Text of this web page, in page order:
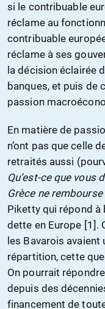
si le contribuable
réclame au
contribuable
réclame à ses
la décision éclairée
banques, et puis de
passion
En matière de
n’ont pas que celle
retraités aussi
Qu’est-ce que vous
Grèce ne rembourse
Piketty qui répond à
dette en Europe [1].
les Bavarois
répartition, cette
On pourrait
depuis des
financement de